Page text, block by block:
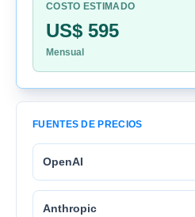
COSTO ESTIMADO
US$ 595
Mensual
FUENTES DE PRECIOS
OpenAI
Anthropic